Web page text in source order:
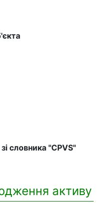
словника "CPVS"
активу